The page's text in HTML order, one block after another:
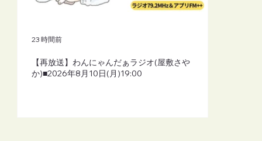
【再放送】わんにゃんだぁラジオ(屋敷さや
か)■2026年8月10日(月)19:00
23 時間前